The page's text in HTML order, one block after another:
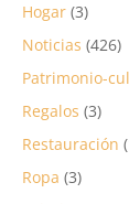
Hogar (3)
Noticias (426)
Patrimonio-
Regalos (3)
Restauración
Ropa (3)